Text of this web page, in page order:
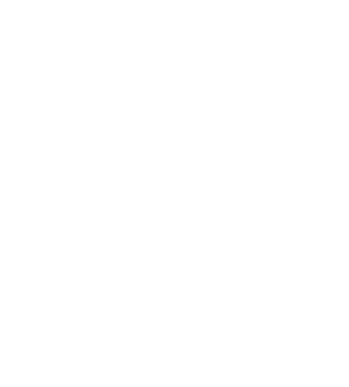
La relación entre la cría y sus
refuerza las expectativas de
La relación entre ambos es
dos primeras semanas y
mamar, alternando el
cinco meses, la cría ha
los cuidados necesarios. Los